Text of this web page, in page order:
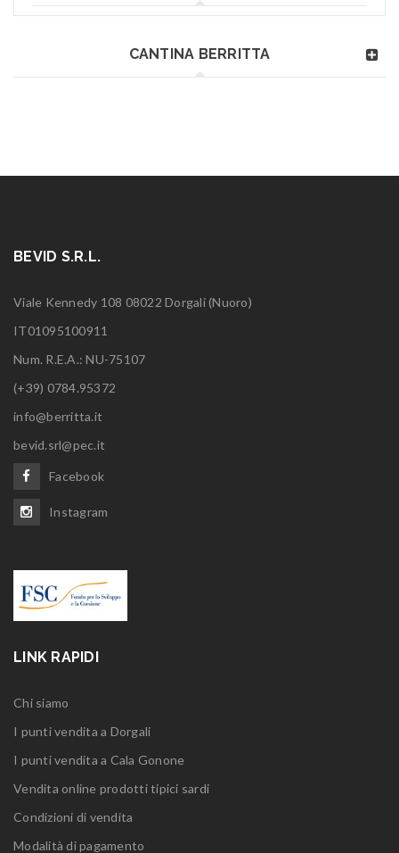
CANTINA BERRITTA
BEVID S.R.L.
Viale Kennedy 108 08022 Dorgali (Nuoro)
IT01095100911
Num. R.E.A.: NU-75107
(+39) 0784.95372
info@berritta.it
bevid.srl@pec.it
Facebook
Instagram
LINK RAPIDI
Chi siamo
I punti vendita a Dorgali
I punti vendita a Cala Gonone
Vendita online prodotti tipici sardi
Condizioni di vendita
Modalità di pagamento